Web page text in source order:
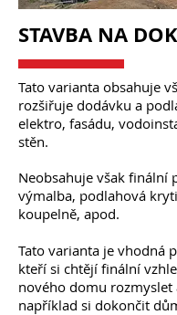
STAVBA NA
Tato varianta obsahuje
rozšiřuje dodávku a
elektro, fasádu,
stěn.
Neobsahuje však finální
výmalba, podlahová
koupelně, apod.
Tato varianta je vhodná
kteří si chtějí finální
nového domu rozmyslet
například si dokončit